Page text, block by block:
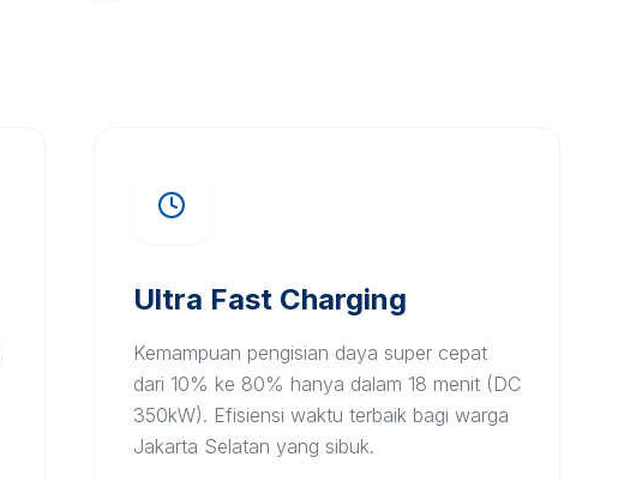
Ultra Fast Charging
Kemampuan pengisian daya super cepat
dari 10% ke 80% hanya dalam 18 menit (DC
350kW). Efisiensi waktu terbaik bagi warga
Jakarta Selatan yang sibuk.